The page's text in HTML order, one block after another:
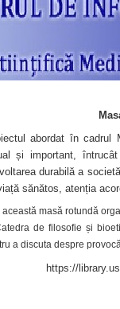
abordat în cadrul
și important,
durabilă a
sănătos, atenția
această masă rotundă
de filosofie și
a discuta despre
https://